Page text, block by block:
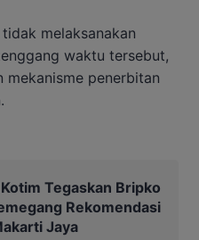
melaksanakan
waktu tersebut,
mekanisme penerbitan
Kotim Tegaskan Bripko
Rekomendasi
Jaya